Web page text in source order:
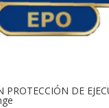
PROTECCIÓN DE